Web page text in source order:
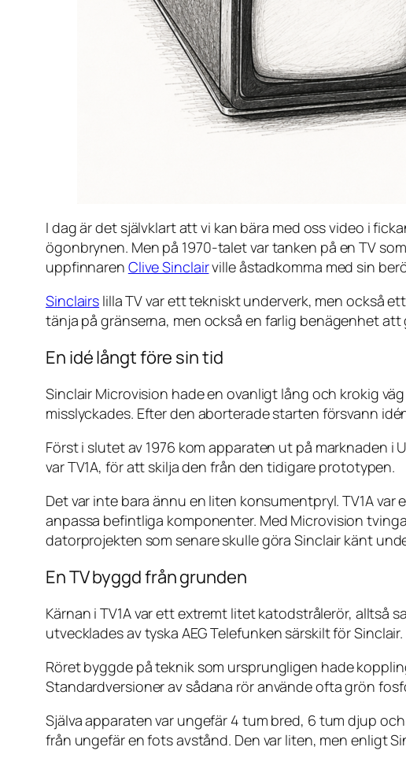
I dag är det självklart att vi kan bära med oss video i
ögonbrynen. Men på 1970-talet var tanken på en TV
uppfinnaren Clive Sinclairville åstadkomma med sin
Sinclairs lilla TV var ett tekniskt underverk, men också
tänja på gränserna, men också en farlig benägenhet
En idé långt före sin tid
Sinclair Microvision hade en ovanligt lång och krokig
misslyckades. Efter den aborterade starten försvann
Först i slutet av 1976 kom apparaten ut på marknaden
var TV1A, för att skilja den från den tidigare prototypen.
Det var inte bara ännu en liten konsumentpryl. TV1A
anpassa befintliga komponenter. Med Microvision
datorprojekten som senare skulle göra Sinclair känt
En TV byggd från grunden
Kärnan i TV1A var ett extremt litet katodstrålerör, alltså
utvecklades av tyska AEG Telefunken särskilt för
Röret byggde på teknik som ursprungligen hade
Standardversioner av sådana rör använde ofta grön
Själva apparaten var ungefär 4 tum bred, 6 tum djup
från ungefär en fots avstånd. Den var liten, men enligt